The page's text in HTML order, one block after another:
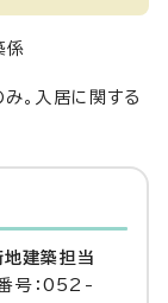
係
。入居に関する
建築担当
号：052-